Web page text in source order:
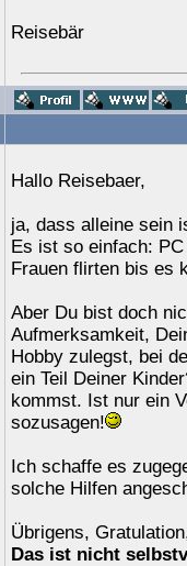
Reisebär
Hallo Reisebaer,
ja, dass alleine sein
Es ist so einfach:
Frauen flirten bis
Aber Du bist doch
Aufmerksamkeit,
Hobby zulegst, bei
ein Teil Deiner
kommst. Ist nur ein
sozusagen!
Ich schaffe es
solche Hilfen
Übrigens,
Das ist nicht